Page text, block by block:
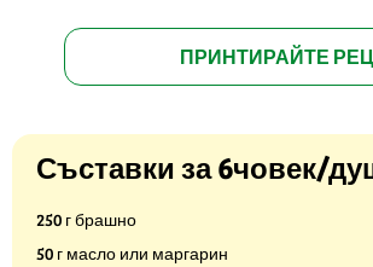
ПРИНТИРАЙТЕ
Съставки за 6човек/
250 г брашно
50 г масло или маргарин